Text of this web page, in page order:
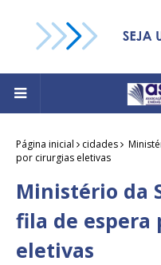
Página inicial cidades
por cirurgias eletivas
Ministério da
fila de espera
eletivas